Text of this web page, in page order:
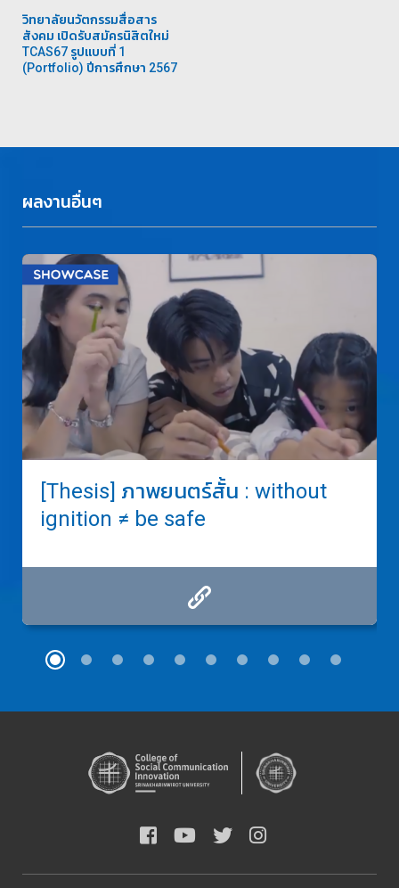
วิทยาลัยนวัตกรรมสื่อสาร
สังคม เปิดรับสมัครนิสิตใหม่
TCAS67 รูปแบบที่ 1
(Portfolio) ปีการศึกษา 2567
ผลงานอื่นๆ
[Thesis] ภาพยนตร์สั้น : without
ignition ≠ be safe